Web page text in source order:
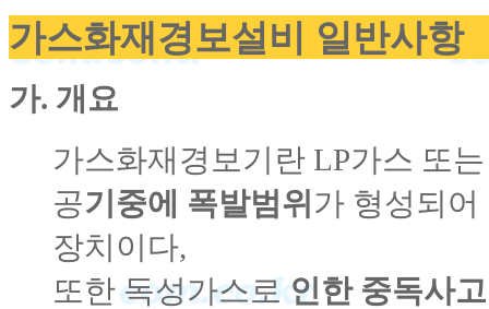
가스화재경보설비 일반사항
가. 개요
가스화재경보기란 LP가스 또
공기중에 폭발범위 가 형성되
장치이다,
또한 독성가스로인한 중독사